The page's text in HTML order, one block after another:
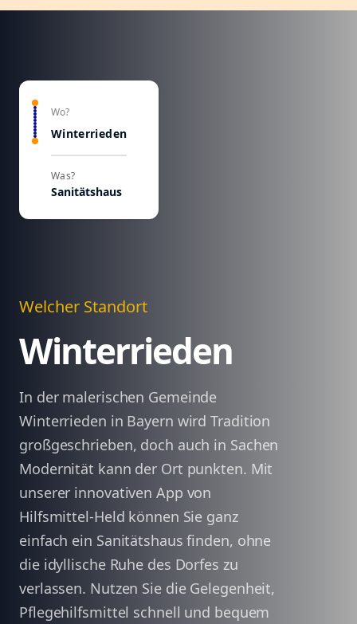
Wo?
Winterrieden
Was?
Sanitätshaus
Welcher Standort
Winterrieden
In der malerischen Gemeinde
Winterrieden in Bayern wird Tradition
großgeschrieben, doch auch in Sachen
Modernität kann der Ort punkten. Mit
unserer innovativen App von
Hilfsmittel-Held können Sie ganz
einfach ein Sanitätshaus finden, ohne
die idyllische Ruhe des Dorfes zu
verlassen. Nutzen Sie die Gelegenheit,
Pflegehilfsmittel schnell und bequem